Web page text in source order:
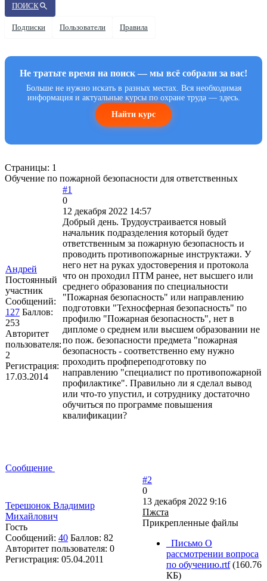
ПОИСК
Подписки Пользователи Правила
Не тратьте время на поиск — мы всё собрали за вас!
Больше не нужно искать в разных местах. Вся необходимая
информация и актуальные курсы по охране труда — здесь.
Найти курс
Страницы: 1
Обучение по пожарной безопасности для ответственных
Андрей
Постоянный
участник
Сообщений:
127 Баллов:
253
Авторитет
пользователя:
2
Регистрация:
17.03.2014
#1
0
12 декабря 2022 14:57
Добрый день. Трудоустраивается новый
начальник подразделения который будет
ответственным за пожарную безопасность и
проводить противопожарные инструктажи. У
него нет на руках удостоверения и протокола
что он проходил ПТМ ранее, нет высшего или
среднего образования по специальности
"Пожарная безопасность" или направлению
подготовки "Техносферная безопасность" по
профилю "Пожарная безопасность", нет в
дипломе о среднем или высшем образовании не
по пож. безопасности предмета "пожарная
безопасность - соответственно ему нужно
проходить профпереподготовку по
направлению "специалист по противопожарной
профилактике". Правильно ли я сделал вывод
или что-то упустил, и сотруднику достаточно
обучиться по программе повышения
квалификации?
Сообщение
Терешонок Владимир
Михайлович
Гость
Сообщений: 40 Баллов: 82
Авторитет пользователя: 0
Регистрация: 05.04.2011
#2
0
13 декабря 2022 9:16
Пжста
Прикрепленные файлы
_Письмо О
рассмотрении вопроса
по обучению.rtf (160.76
КБ)